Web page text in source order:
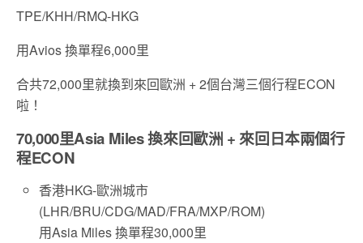
TPE/KHH/RMQ-HKG
用Avios 換單程6,000里
合共72,000里就換到來回歐洲 + 2個台灣三個行程ECON
啦！
70,000里Asia Miles 換來回歐洲 + 來回日本兩個行
程ECON
香港HKG-歐洲城市
(LHR/BRU/CDG/MAD/FRA/MXP/ROM)
用Asia Miles 換單程30,000里